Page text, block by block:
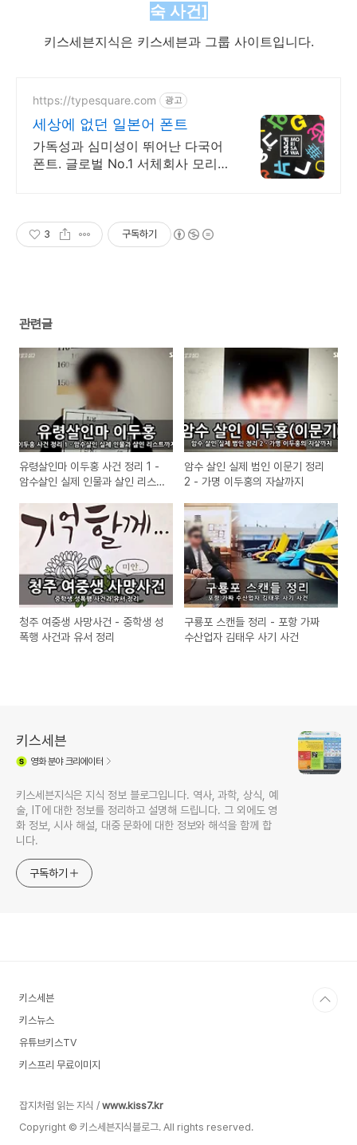
숙 사건]
키스세븐지식은 키스세븐과 그룹 사이트입니다.
https://typesquare.com 광고
세상에 없던 일본어 폰트
가독성과 심미성이 뛰어난 다국어
폰트. 글로벌 No.1 서체회사 모리
3 구독하기
관련글
유령살인마 이두홍 사건 정리 1 -
암수살인 실제 인물과 살인 리스
암수 살인 실제 범인 이문기 정리
2 - 가명 이두홍의 자살까지
청주 여중생 사망사건 - 중학생 성
폭행 사건과 유서 정리
구룡포 스캔들 정리 - 포항 가짜
수산업자 김태우 사기 사건
키스세븐
영화분야 크리에이터
키스세븐지식은 지식 정보 블로그입니다. 역사, 과학, 상식, 예
술, IT에 대한 정보를 정리하고 설명해 드립니다. 그 외에도 영
화 정보, 시사 해설, 대중 문화에 대한 정보와 해석을 함께 합
니다.
구독하기
키스세븐
키스뉴스
유튜브키스TV
키스프리 무료이미지
잡지처럼 읽는 지식 / www.kiss7.kr
Copyright © 키스세븐지식블로그. All rights reserved.